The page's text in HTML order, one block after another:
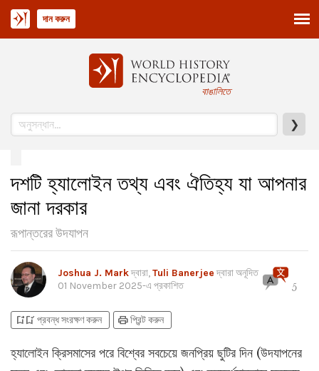
বাঙালিতে
❯
দান করুন
দশটি হ্যালোইন তথ্য এবং ঐতিহ্য যা আপনার
জানা দরকার
রূপান্তরের উদযাপন
Joshua J. Markদ্বারা,Tuli Banerjeeদ্বারা অনূদিত
01 November 2025-এ প্রকাশিত 5
bookmark_addbookmark_added প্রবন্ধ সংরক্ষণ করুন printপ্রিন্ট করুন
হ্যালোইন ক্রিসমাসের পরে বিশ্বের সবচেয়ে জনপ্রিয় ছুটির দিন (উদযাপনের